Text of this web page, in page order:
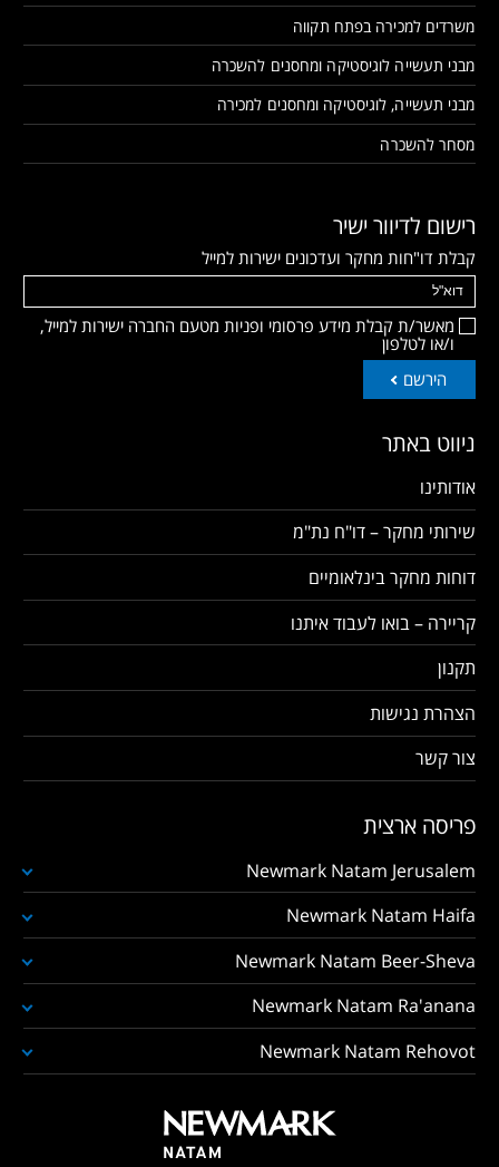
משרדים למכירה בפתח תקווה
מבני תעשייה לוגיסטיקה ומחסנים להשכרה
מבני תעשייה, לוגיסטיקה ומחסנים למכירה
מסחר להשכרה
רישום לדיוור ישיר
קבלת דו"חות מחקר ועדכונים ישירות למייל
מאשר/ת קבלת מידע פרסומי ופניות מטעם החברה ישירות למייל,
ו/או לטלפון
הירשם
ניווט באתר
אודותינו
שירותי מחקר – דו"ח נת"מ
דוחות מחקר בינלאומיים
קריירה – בואו לעבוד איתנו
תקנון
הצהרת נגישות
צור קשר
פריסה ארצית
Newmark Natam Jerusalem
Newmark Natam Haifa
Newmark Natam Beer-Sheva
Newmark Natam Ra'anana
Newmark Natam Rehovot